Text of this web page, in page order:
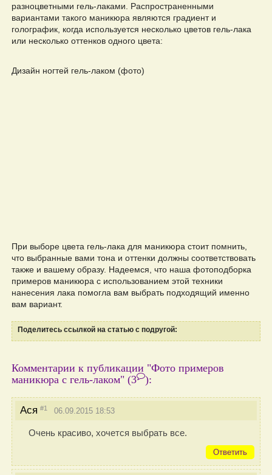
разноцветными гель-лаками. Распространенными
вариантами такого маникюра являются градиент и
голографик, когда используется несколько цветов гель-лака
или несколько оттенков одного цвета:
Дизайн ногтей гель-лаком (фото)
При выборе цвета гель-лака для маникюра стоит помнить,
что выбранные вами тона и оттенки должны соответствовать
также и вашему образу. Надеемся, что наша фотоподборка
примеров маникюра с использованием этой техники
нанесения лака помогла вам выбрать подходящий именно
вам вариант.
Поделитесь ссылкой на статью с подругой:
Комментарии к публикации "Фото примеров
маникюра с гель-лаком" (3 ):
Ася #1 06.09.2015 18:53
Очень красиво, хочется выбрать все.
Ответить